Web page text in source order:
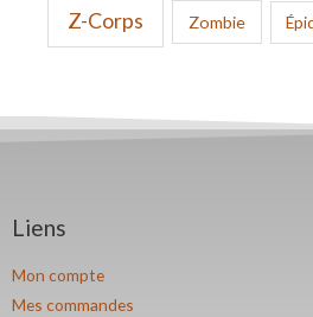
Z-Corps Zombie
Liens
Mon compte
Mes commandes